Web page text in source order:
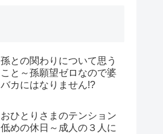
孫との関わりについて思う
こと～孫願望ゼロなので婆
バカにはなりません!?
おひとりさまのテンション
低めの休日～成人の３人に